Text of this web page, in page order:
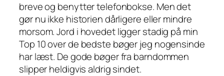
breve og benytter telefonbokse. Men det
gør nu ikke historien dårligere eller mindre
morsom. Jord i hovedet ligger stadig på min
Top 10 over de bedste bøger jeg nogensinde
har læst. De gode bøger fra barndommen
slipper heldigvis aldrig sindet.